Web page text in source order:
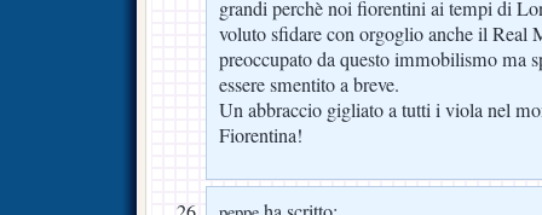
grandi perchè noi fiorentini ai tempi di
voluto sfidare con orgoglio anche il Real
preoccupato da questo immobilismo ma
essere smentito a breve.
Un abbraccio gigliato a tutti i viola nel
Fiorentina!